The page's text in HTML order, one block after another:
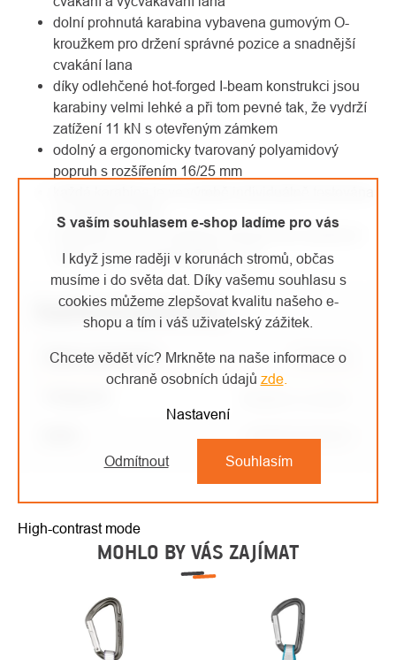
S vaším souhlasem e-shop ladíme pro vás
I když jsme raději v korunách stromů, občas
musíme i do světa dat. Díky vašemu souhlasu s
cookies můžeme zlepšovat kvalitu našeho e-
shopu a tím i váš uživatelský zážitek.
Chcete vědět víc? Mrkněte na naše informace o
ochraně osobních údajů zde.
Nastavení
Odmítnout Souhlasím
dolní prohnutá karabina vybavena gumovým O-
kroužkem pro držení správné pozice a snadnější
cvakání lana
díky odlehčené hot-forged I-beam konstrukci jsou
karabiny velmi lehké a při tom pevné tak, že vydrží
zatížení 11 kN s otevřeným zámkem
odolný a ergonomicky tvarovaný polyamidový
popruh s rozšířením 16/25 mm
na zatížení 10 kN
expreska COLT je ideálním řešením pro sportovní
lezení a nacvičování těžkých cest
Doplňkové parametry
Název parametru Parametr
8595033344457
High-contrast mode
MOHLO BY VÁS ZAJÍMAT